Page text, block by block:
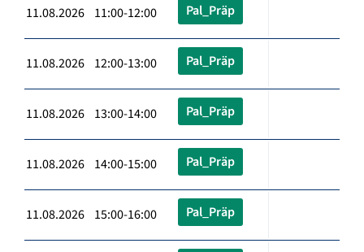
11.08.2026 11:00-12:00 Pal_Präp
11.08.2026 12:00-13:00 Pal_Präp
11.08.2026 13:00-14:00 Pal_Präp
11.08.2026 14:00-15:00 Pal_Präp
11.08.2026 15:00-16:00 Pal_Präp